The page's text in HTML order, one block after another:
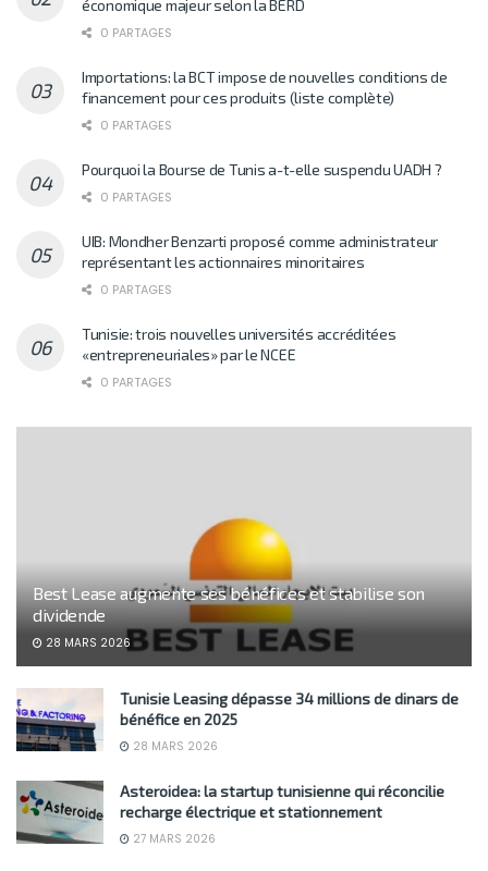
économique majeur selon la BERD
0 PARTAGES
Importations: la BCT impose de nouvelles conditions de
financement pour ces produits (liste complète)
0 PARTAGES
Pourquoi la Bourse de Tunis a-t-elle suspendu UADH ?
0 PARTAGES
UIB: Mondher Benzarti proposé comme administrateur
représentant les actionnaires minoritaires
0 PARTAGES
Tunisie: trois nouvelles universités accréditées
«entrepreneuriales» par le NCEE
0 PARTAGES
Best Lease augmente ses bénéfices et stabilise son
dividende
28 MARS 2026
Tunisie Leasing dépasse 34 millions de dinars de
bénéfice en 2025
28 MARS 2026
Asteroidea: la startup tunisienne qui réconcilie
recharge électrique et stationnement
27 MARS 2026